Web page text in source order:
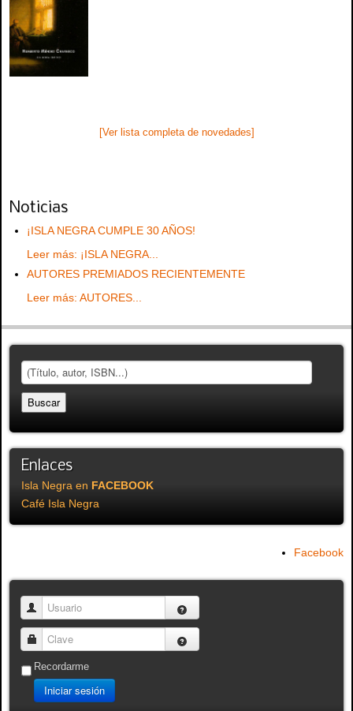
[Ver lista completa de novedades]
Noticias
¡ISLA NEGRA CUMPLE 30 AÑOS!
Leer más: ¡ISLA NEGRA...
AUTORES PREMIADOS RECIENTEMENTE
Leer más: AUTORES...
Enlaces
Isla Negra en FACEBOOK
Café Isla Negra
Facebook
Usuario
Clave
Recordarme
Iniciar sesión